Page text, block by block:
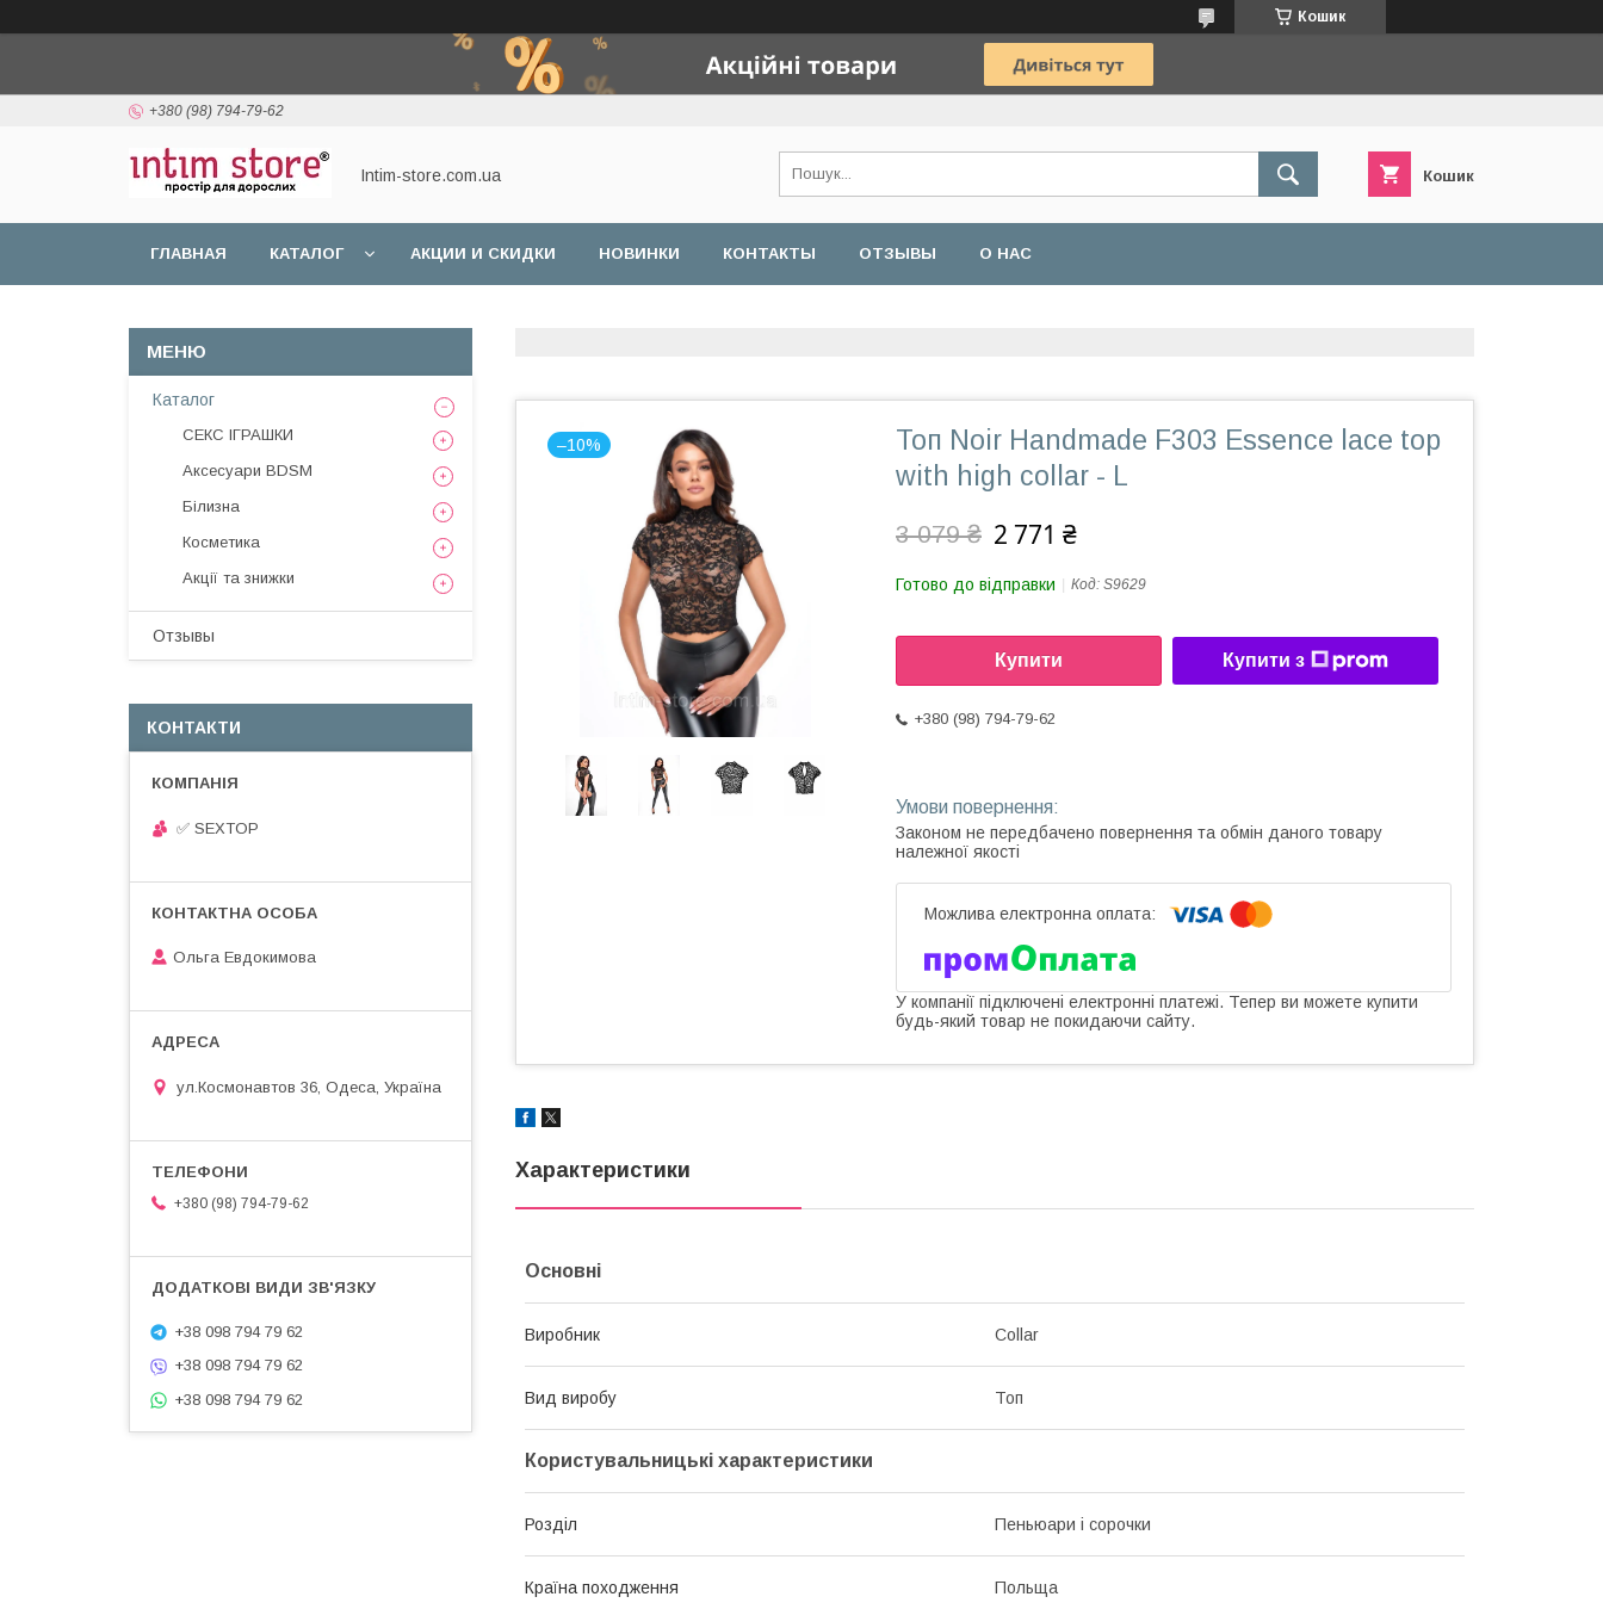
Кошик
+380 (98) 794-79-62
Intim-store.com.ua Кошик
ГЛАВНАЯ КАТАЛОГ АКЦИИ И СКИДКИ НОВИНКИ КОНТАКТЫ ОТЗЫВЫ О НАС
–10%
Топ Noir Handmade F303 Essence lace top
with high collar - L
3 079 ₴ 2 771 ₴
Готово до відправки Код: S9629
Купити Купити з
+380 (98) 794-79-62
Законом не передбачено повернення та обмін даного товару
належної якості
У компанії підключені електронні платежі. Тепер ви можете купити
будь-який товар не покидаючи сайту.
Характеристики
Основні
Виробник Collar
Вид виробу Топ
Користувальницькі характеристики
Розділ Пеньюари і сорочки
Країна походження Польща
Каталог
СЕКС ІГРАШКИ
Аксесуари BDSM
Білизна
Косметика
Акції та знижки
Отзывы
КОНТАКТИ
✅ SEXTOP
Ольга Евдокимова
ул.Космонавтов 36, Одеса, Україна
+380 (98) 794-79-62
+38 098 794 79 62
+38 098 794 79 62
+38 098 794 79 62